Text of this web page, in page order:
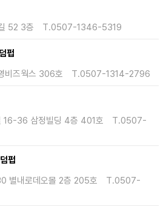
52 3층
T.0507-1346-5319
펍
비즈웍스 306호
T.0507-1314-2796
16-36 삼정빌딩 4층 401호
T.0507-
펍
별내로데오몰 2층 205호
T.0507-